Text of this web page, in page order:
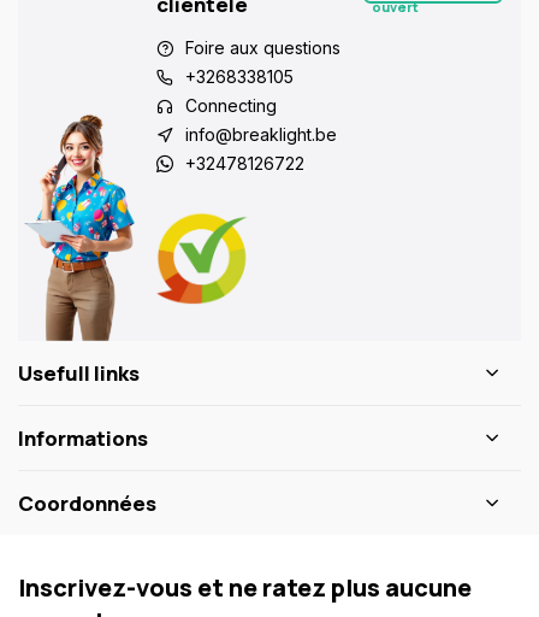
ouvert
Foire aux questions
+3268338105
Connecting
info@breaklight.be
+32478126722
Usefull links
Informations
Coordonnées
Inscrivez-vous et ne ratez plus aucune